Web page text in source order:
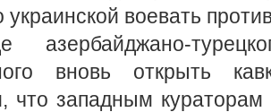
украинской воевать
азербайджано-
вновь открыть
что западным